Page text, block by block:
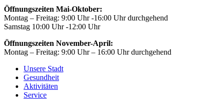
Öffnungszeiten Mai-Oktober:
Montag – Freitag: 9:00 Uhr -16:00 Uhr durchgehend
Samstag 10:00 Uhr -12:00 Uhr
Öffnungszeiten November-April:
Montag – Freitag: 9:00 Uhr – 16:00 Uhr durchgehend
Unsere Stadt
Gesundheit
Aktivitäten
Service